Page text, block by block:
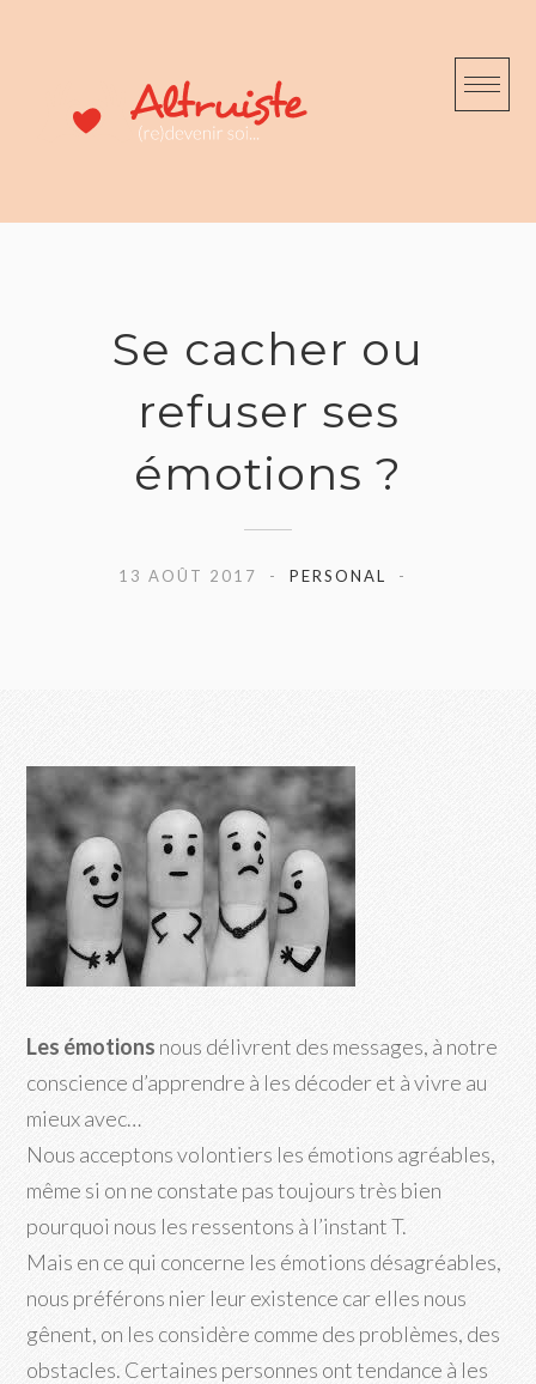
Se cacher ou
refuser ses
émotions ?
13 AOÛT 2017 PERSONAL
Les émotions nous délivrent des messages, à notre
conscience d’apprendre à les décoder et à vivre au
mieux avec…
Nous acceptons volontiers les émotions agréables,
même si on ne constate pas toujours très bien
pourquoi nous les ressentons à l’instant T.
Mais en ce qui concerne les émotions désagréables,
nous préférons nier leur existence car elles nous
gênent, on les considère comme des problèmes, des
obstacles. Certaines personnes ont tendance à les